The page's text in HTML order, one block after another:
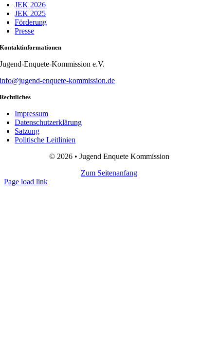
JEK 2026
JEK 2025
Förderung
Presse
Kontaktinformationen
Jugend-Enquete-Kommission e.V.
info@jugend-enquete-kommission.de
Rechtliches
Impressum
Datenschutzerklärung
Satzung
Politische Leitlinien
© 2026 • Jugend Enquete Kommission
Zum Seitenanfang
Page load link